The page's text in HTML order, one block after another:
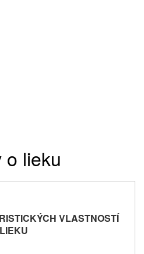
o lieku
VLASTNOSTÍ
LIEKU